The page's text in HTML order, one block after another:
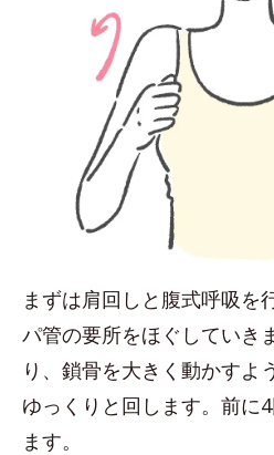
まずは肩回しと腹式呼吸を
パ管の要所をほぐしていき
り、鎖骨を大きく動かすよ
ゆっくりと回します。前に
ます。